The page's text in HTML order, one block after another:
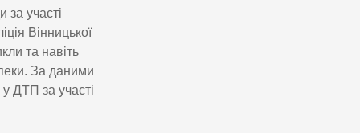
за участі
Вінницької
та навіть
За даними
ДТП за участі